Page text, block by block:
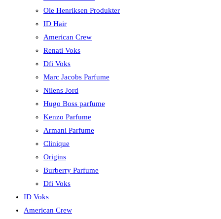
Ole Henriksen Produkter
ID Hair
American Crew
Renati Voks
Dfi Voks
Marc Jacobs Parfume
Nilens Jord
Hugo Boss parfume
Kenzo Parfume
Armani Parfume
Clinique
Origins
Burberry Parfume
Dfi Voks
ID Voks
American Crew